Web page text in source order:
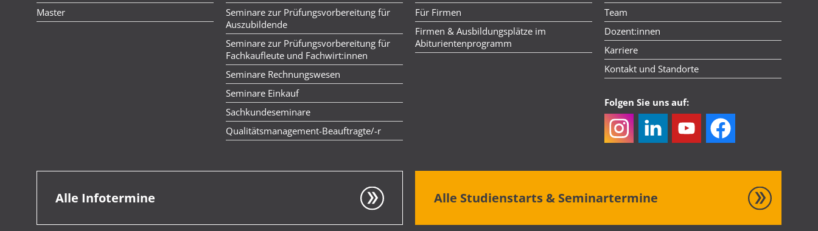
Master
Seminare zur Prüfungsvorbereitung für
Auszubildende
Seminare zur Prüfungsvorbereitung für
Fachkaufleute und Fachwirt:innen
Seminare Rechnungswesen
Seminare Einkauf
Sachkundeseminare
Qualitätsmanagement-Beauftragte/-r
Für Firmen
Firmen & Ausbildungsplätze im
Abiturientenprogramm
Team
Dozent:innen
Karriere
Kontakt und Standorte
Folgen Sie uns auf:
Alle Infotermine Alle Studienstarts & Seminartermine